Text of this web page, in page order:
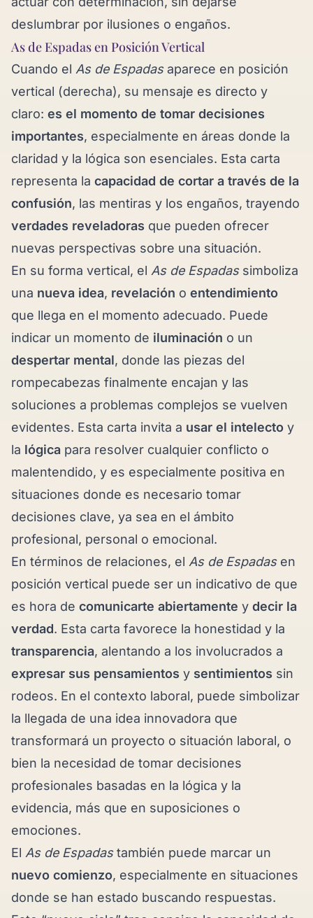
deslumbrar por ilusiones o engaños.
As de Espadas en Posición Vertical
Cuando el As de Espadasaparece en posición
vertical (derecha), su mensaje es directo y
claro: es el momento de tomar decisiones
importantes, especialmente en áreas donde la
claridad y la lógica son esenciales. Esta carta
representa la capacidad de cortar a través de la
confusión, las mentiras y los engaños, trayendo
verdades reveladoras que pueden ofrecer
nuevas perspectivas sobre una situación.
En su forma vertical, el As de Espadassimboliza
una nueva idea, revelación o entendimiento
que llega en el momento adecuado. Puede
indicar un momento de iluminación o un
despertar mental, donde las piezas del
rompecabezas finalmente encajan y las
soluciones a problemas complejos se vuelven
evidentes. Esta carta invita a usar el intelecto y
la lógica para resolver cualquier conflicto o
malentendido, y es especialmente positiva en
situaciones donde es necesario tomar
decisiones clave, ya sea en el ámbito
profesional, personal o emocional.
En términos de relaciones, el As de Espadasen
posición vertical puede ser un indicativo de que
es hora de comunicarte abiertamente y decir la
verdad. Esta carta favorece la honestidad y la
transparencia, alentando a los involucrados a
expresar sus pensamientos y sentimientos sin
rodeos. En el contexto laboral, puede simbolizar
la llegada de una idea innovadora que
transformará un proyecto o situación laboral, o
bien la necesidad de tomar decisiones
profesionales basadas en la lógica y la
evidencia, más que en suposiciones o
emociones.
El As de Espadastambién puede marcar un
nuevo comienzo, especialmente en situaciones
donde se han estado buscando respuestas.